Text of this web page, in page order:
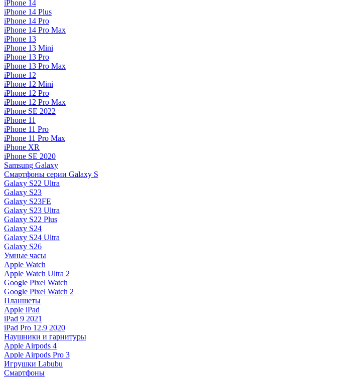
iPhone 14
iPhone 14 Plus
iPhone 14 Pro
iPhone 14 Pro Max
iPhone 13
iPhone 13 Mini
iPhone 13 Pro
iPhone 13 Pro Max
iPhone 12
iPhone 12 Mini
iPhone 12 Pro
iPhone 12 Pro Max
iPhone SE 2022
iPhone 11
iPhone 11 Pro
iPhone 11 Pro Max
iPhone XR
iPhone SE 2020
Samsung Galaxy
Смартфоны серии Galaxy S
Galaxy S22 Ultra
Galaxy S23
Galaxy S23FE
Galaxy S23 Ultra
Galaxy S22 Plus
Galaxy S24
Galaxy S24 Ultra
Galaxy S26
Умные часы
Apple Watch
Apple Watch Ultra 2
Google Pixel Watch
Google Pixel Watch 2
Планшеты
Apple iPad
iPad 9 2021
iPad Pro 12.9 2020
Наушники и гарнитуры
Apple Airpods 4
Apple Airpods Pro 3
Игрушки Labubu
Смартфоны